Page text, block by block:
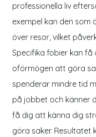
professionella liv
exempel kan den
över resor, vilket
Specifika fobier kan
oförmögen att göra
spenderar mindre tid
på jobbet och känner
få dig att känna dig
göra saker. Resultatet